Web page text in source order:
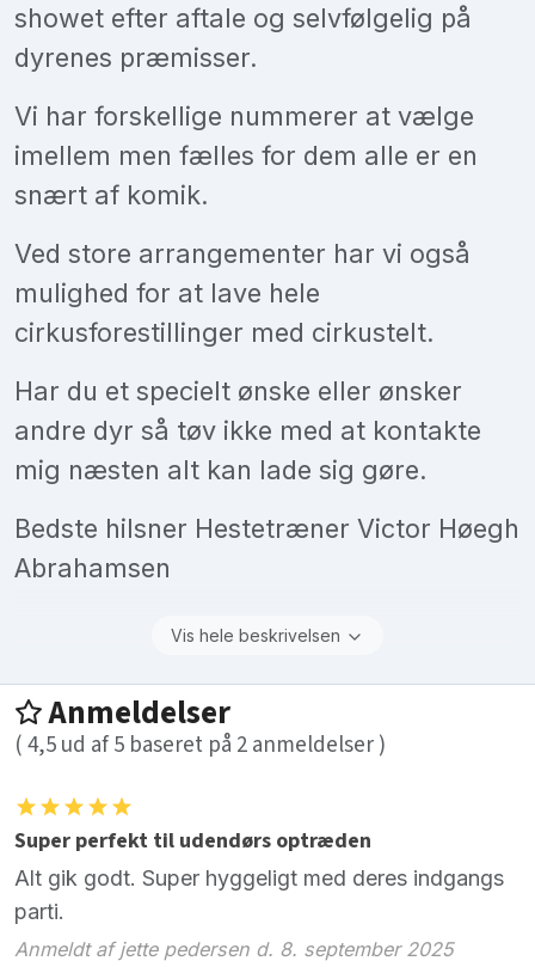
showet efter aftale og selvfølgelig på
dyrenes præmisser.
Vi har forskellige nummerer at vælge
imellem men fælles for dem alle er en
snært af komik.
Ved store arrangementer har vi også
mulighed for at lave hele
cirkusforestillinger med cirkustelt.
Har du et specielt ønske eller ønsker
andre dyr så tøv ikke med at kontakte
mig næsten alt kan lade sig gøre.
Bedste hilsner Hestetræner Victor Høegh
Abrahamsen
Vis hele beskrivelsen
Anmeldelser
(4,5ud af5 baseret på 2anmeldelser )
Super perfekt til udendørs optræden
Alt gik godt. Super hyggeligt med deres indgangs
parti.
Anmeldt af jette pedersen d. 8. september 2025